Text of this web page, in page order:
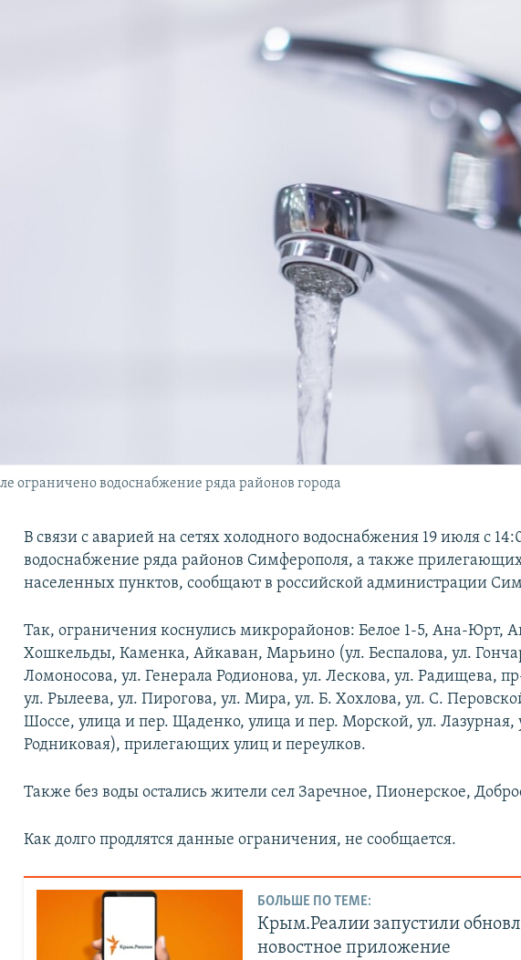
ограничено водоснабжение ряда районов города
В связи с аварией на сетях холодного водоснабжения 19 июля с
водоснабжение ряда районов Симферополя, а также
населенных пунктов, сообщают в российской администрации
Так, ограничения коснулись микрорайонов: Белое 1-5, Ана-Юрт,
Хошкельды, Каменка, Айкаван, Марьино (ул. Беспалова, ул.
Ломоносова, ул. Генерала Родионова, ул. Лескова, ул. Радищева,
ул. Рылеева, ул. Пирогова, ул. Мира, ул. Б. Хохлова, ул. С.
Шоссе, улица и пер. Щаденко, улица и пер. Морской, ул. Лазурная,
Родниковая), прилегающих улиц и переулков.
Также без воды остались жители сел Заречное, Пионерское,
Как долго продлятся данные ограничения, не сообщается.
БОЛЬШЕ ПО ТЕМЕ:
Крым.Реалии запустили
новостное приложение